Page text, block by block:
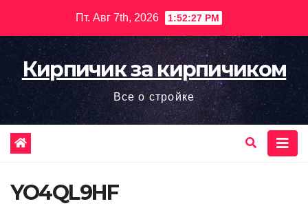
содержимому
Пт. Авг 7th, 2026 1:52:28 PM
Кирпичик за кирпичиком
Все о стройке
YO4QL9HF